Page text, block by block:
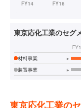
東京応化工業のセグ
材料事業
▸
装置事業
▸
東京応化工業の